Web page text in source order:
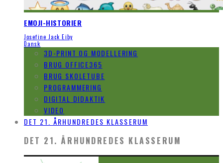
EMOJI-HISTORIER
Josefine Jack Eiby
Dansk
3D-PRINT OG MODELLERING
BRUG OFFICE365
BRUG SKOLETUBE
PROGRAMMERING
DIGITAL DIDAKTIK
VIDEO
DET 21. ÅRHUNDREDES KLASSERUM
DET 21. ÅRHUNDREDES KLASSERUM